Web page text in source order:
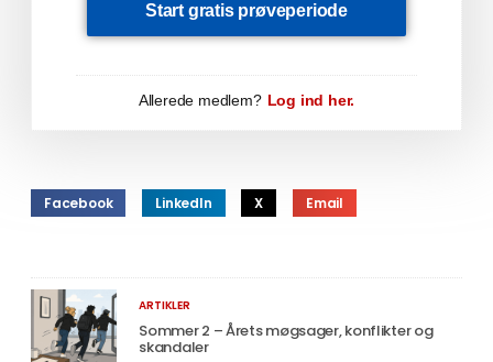
Start gratis prøveperiode
Allerede medlem? Log ind her.
Facebook LinkedIn X Email
ARTIKLER
Sommer 2 – Årets møgsager, konflikter og
skandaler